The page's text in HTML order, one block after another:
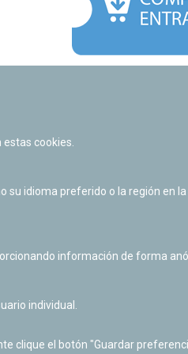
Derecho de acceso a
cookies.
su idioma preferido o la región en
información de forma
individual.
clique el botón "Guardar